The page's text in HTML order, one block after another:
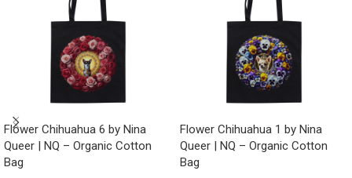
Flower Chihuahua 6 by Nina
Queer | NQ – Organic Cotton
Bag
Flower Chihuahua 1 by Nina
Queer | NQ – Organic Cotton
Bag